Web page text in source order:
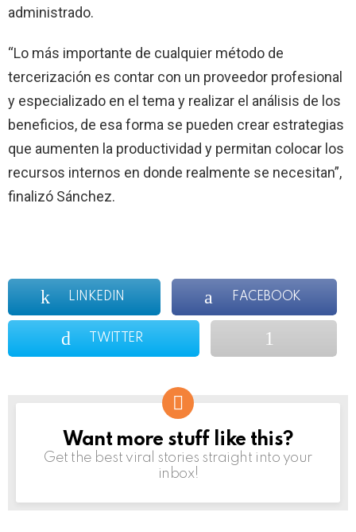
administrado.
“Lo más importante de cualquier método de
tercerización es contar con un proveedor profesional
y especializado en el tema y realizar el análisis de los
beneficios, de esa forma se pueden crear estrategias
que aumenten la productividad y permitan colocar los
recursos internos en donde realmente se necesitan”,
finalizó Sánchez.
LINKEDIN FACEBOOK
TWITTER
NEWSLETTER
Want more stuff like this?
Get the best viral stories straight into your
inbox!